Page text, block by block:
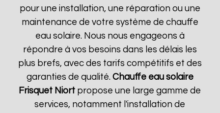
pour une installation, une réparation ou une
maintenance de votre système de chauffe
eau solaire. Nous nous engageons à
répondre à vos besoins dans les délais les
plus brefs, avec des tarifs compétitifs et des
garanties de qualité. Chauffe eau solaire
Frisquet Niort propose une large gamme de
services, notamment l'installation de